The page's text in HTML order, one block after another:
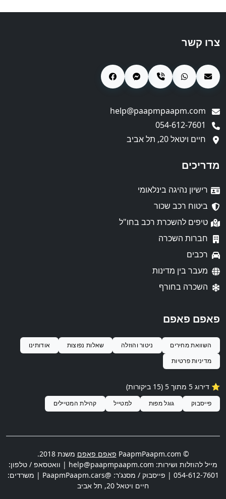
צרו קשר
חיים ויטאל 20, תל אביב
מדריכים
רישיון נהיגה בינלאומי
ביטוח רכב שכור
טיפים להשכרת רכב בחו"ל
חברות השכרה
רכבים
מעבר בין מדינות
השכרה בחורף
פאפם פאפם
השוואת מחירים ניטור והוזלה שאלות נפוצות
אודותינו
מדיניות פרטיות
⭐️ דירוג 5 מתוך 5 (15 ביקורות)
פייסבוק גוגל מפות למטייל קהילת המטיילים
© PaapmPaapm.com פאפם פאפם משנת 2018.
מייל להוזלות ושירות: help@paapmpaapm.com | וואטסאפ / טלפון:
054-612-7601 | פייסבוק / מסנג'ר: @PaapmPaapm.cars | משרדים:
חיים ויטאל 20
, תל אביב